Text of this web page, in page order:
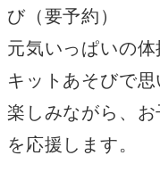
び（要予約）
元気いっぱいの
キットあそびで
楽しみながら、
を応援します。